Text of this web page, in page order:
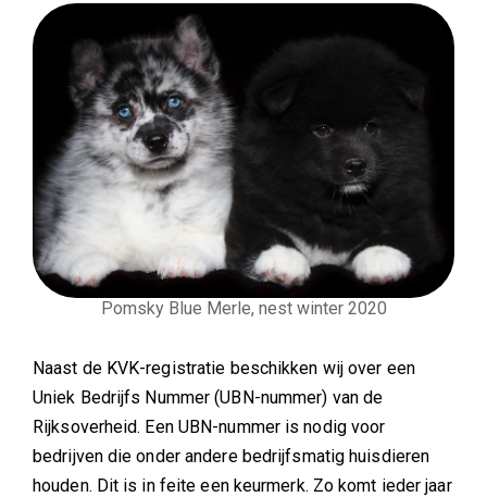
Pomsky Blue Merle, nest winter 2020
Naast de KVK-registratie beschikken wij over een
Uniek Bedrijfs Nummer (UBN-nummer) van de
Rijksoverheid. Een UBN-nummer is nodig voor
bedrijven die onder andere bedrijfsmatig huisdieren
houden. Dit is in feite een keurmerk. Zo komt ieder jaar